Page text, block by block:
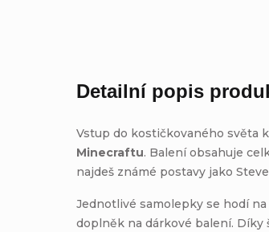
Detailní popis
Vstup do kostičkovaného světa
Minecraftu. Balení obsahuje
najdeš známé postavy jako
Jednotlivé samolepky se hodí
doplněk na dárkové balení. Díky